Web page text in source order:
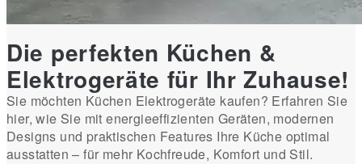
Die perfekten Küchen &
Elektrogeräte für Ihr Zuhause!
Sie möchten Küchen Elektrogeräte kaufen? Erfahren Sie
hier, wie Sie mit energieeffizienten Geräten, modernen
Designs und praktischen Features Ihre Küche optimal
ausstatten – für mehr Kochfreude, Komfort und Stil.